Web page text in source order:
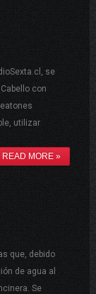
se
con
utilizar
READ MORE »
que, debido
de agua al
Se